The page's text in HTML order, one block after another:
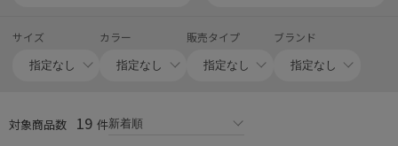
サイズ カラー 販売タイプ ブランド
対象商品数 19 件